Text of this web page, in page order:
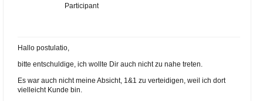
Participant
Hallo postulatio,
bitte entschuldige, ich wollte Dir auch nicht zu nahe treten.
Es war auch nicht meine Absicht, 1&1 zu verteidigen, weil ich dort
vielleicht Kunde bin.